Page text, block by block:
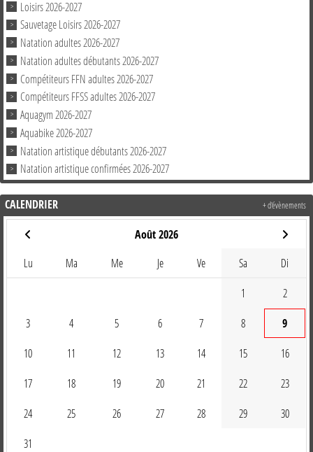
Loisirs 2026-2027
Sauvetage Loisirs 2026-2027
Natation adultes 2026-2027
Natation adultes débutants 2026-2027
Compétiteurs FFN adultes 2026-2027
Compétiteurs FFSS adultes 2026-2027
Aquagym 2026-2027
Aquabike 2026-2027
Natation artistique débutants 2026-2027
Natation artistique confirmées 2026-2027
CALENDRIER
Août 2026
Lu Ma Me Je Ve Sa Di
1 2
3 4 5 6 7 8 9
10 11 12 13 14 15 16
17 18 19 20 21 22 23
24 25 26 27 28 29 30
31
+ d'évènements